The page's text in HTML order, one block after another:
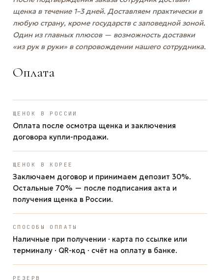
щенка в течение 1–3 дней. Доставляем практически в
любую страну, кроме государств с заповедной зоной.
Один из главных плюсов — возможность доставки
«из рук в руки» в сопровождении нашего сотрудника.
Оплата
ЩЕНОК В РОССИИ
Оплата после осмотра щенка и заключения
договора купли-продажи.
ЩЕНОК В КОРЕЕ
Заключаем договор и принимаем депозит 30%.
Остальные 70% — после подписания акта и
получения щенка в России.
СПОСОБЫ ОПЛАТЫ
Наличные при получении · карта по ссылке или
терминалу · QR-код · счёт на оплату в банке.
РЕЗЕРВ